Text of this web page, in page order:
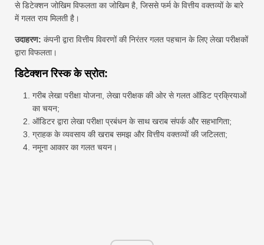
से डिटेक्शन जोखिम विफलता का जोखिम है, जिससे फर्म के वित्तीय वक्तव्यों के बारे
में गलत राय मिलती है।
उदाहरण: कंपनी द्वारा वित्तीय विवरणों की निरंतर गलत पहचान के लिए लेखा परीक्षकों
द्वारा विफलता।
डिटेक्शन रिस्क के स्रोत:
गरीब लेखा परीक्षा योजना, लेखा परीक्षक की ओर से गलत ऑडिट प्रक्रियाओं
का चयन;
ऑडिटर द्वारा लेखा परीक्षा प्रबंधन के साथ खराब संपर्क और सहभागिता;
ग्राहक के व्यवसाय की खराब समझ और वित्तीय वक्तव्यों की जटिलता;
नमूना आकार का गलत चयन।